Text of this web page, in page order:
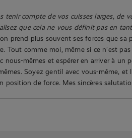
tenir compte de vos cuisses larges, de
que cela ne vous définit pas en
prend plus souvent ses forces que sa
Tout comme moi, même si ce n’est
nous-mêmes et espérer en arriver à un
Soyez gentil avec vous-même, et
position de force. Mes sincères